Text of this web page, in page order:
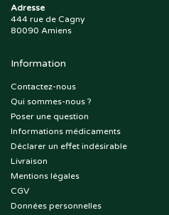
Adresse
444 rue de Cagny
80090 Amiens
Information
Contactez-nous
Qui sommes-nous ?
Poser une question
Informations médicaments
Déclarer un effet indésirable
Livraison
Mentions légales
CGV
Données personnelles